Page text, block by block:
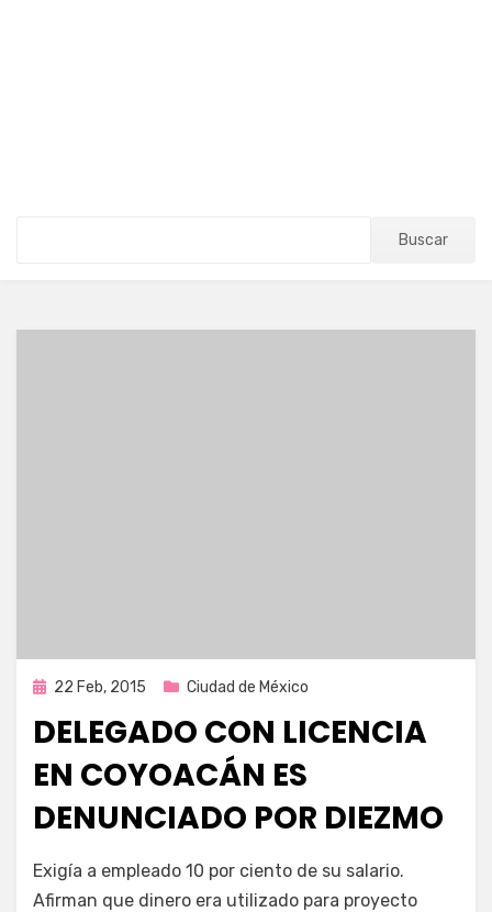
Buscar
Publicada
22 Feb, 2015 Ciudad de México
DELEGADO CON LICENCIA
EN COYOACÁN ES
DENUNCIADO POR DIEZMO
por
Exigía a empleado 10 por ciento de su salario.
Afirman que dinero era utilizado para proyecto